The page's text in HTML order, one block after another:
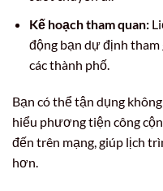
Kế hoạch tham quan:
động bạn dự định
các thành phố.
Bạn có thể tận dụng
hiểu phương tiện công
đến trên mạng, giúp lịch
hơn.